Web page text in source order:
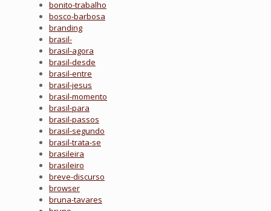
bonito-trabalho
bosco-barbosa
branding
brasil-
brasil-agora
brasil-desde
brasil-entre
brasil-jesus
brasil-momento
brasil-para
brasil-passos
brasil-segundo
brasil-trata-se
brasileira
brasileiro
breve-discurso
browser
bruna-tavares